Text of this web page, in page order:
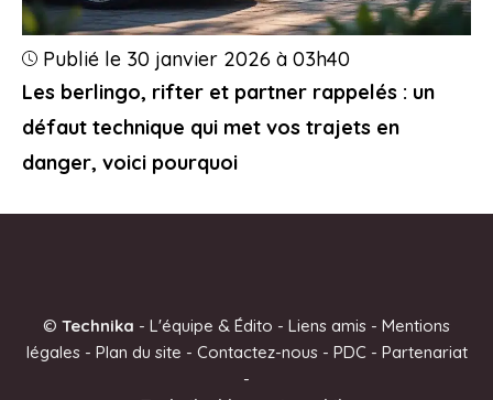
Les berlingo, rifter et partner rappelés : un
défaut technique qui met vos trajets en
danger, voici pourquoi
Publié le 30 janvier 2026 à 03h40
© Technika - L'équipe & Édito - Liens amis - Mentions
légales- Plan du site - Contactez-nous- PDC - Partenariat
-